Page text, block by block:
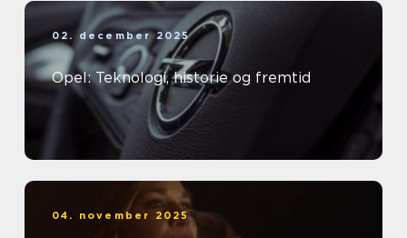
02. december 2025
Opel: Teknologi, historie og fremtid
04. november 2025